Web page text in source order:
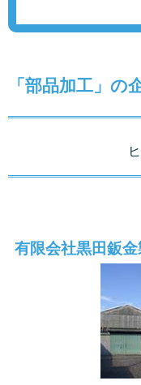
「部品加工」の
有限会社黒田鈑